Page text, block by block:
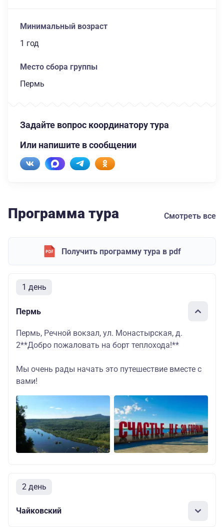
Минимальный возраст
1 год
Место сбора группы
Пермь
Задайте вопрос координатору тура
Или напишите в сообщении
Программа тура Смотреть все
Получить программу тура в pdf
1 день
Пермь
Пермь, Речной вокзал, ул. Монастырская, д.
2**Добро пожаловать на борт теплохода!**
Мы очень рады начать это путешествие вместе с
вами!
2 день
Чайковский